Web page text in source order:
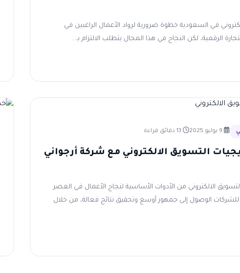
في السعودية خطوة ضرورية لرواد الأعمال الراغبين في
الرقمية، لكن النجاح في هذا المجال يتطلب الالتزام بـ...
التسويق الالكتروني مع شركة أرجواني
الالكتروني من الأدوات الأساسية لنجاح الأعمال في العصر
للشركات الوصول إلى جمهور أوسع وتحقيق نتائج فعالة، من خلال